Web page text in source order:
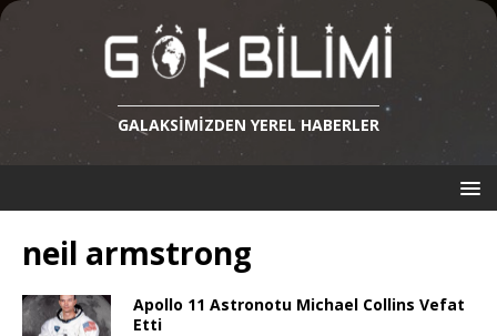
GALAKSIMIZDEN YEREL HABERLER
neil armstrong
Apollo 11 Astronotu Michael Collins Vefat
Etti